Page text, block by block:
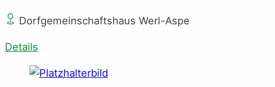
Dorfgemeinschaftshaus Werl-Aspe
Details